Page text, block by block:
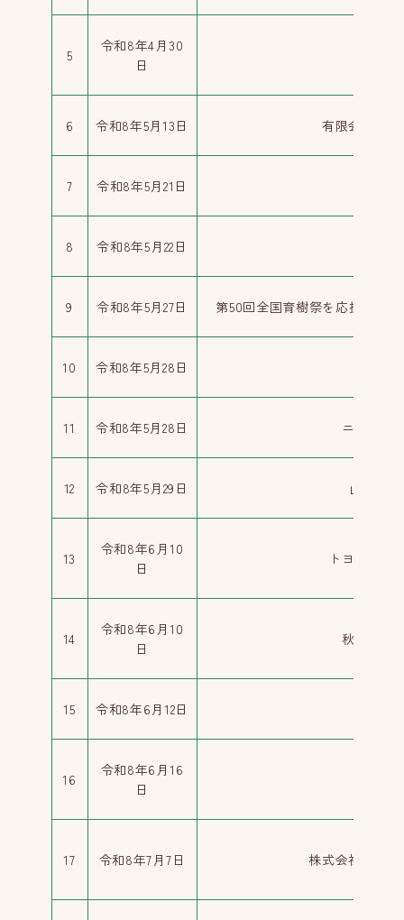
5
令和8年4月30
日
6 令和8年5月13日 有限会社秋
7 令和8年5月21日
8 令和8年5月22日
9 令和8年5月27日 第50回全国育樹祭を応援する
10 令和8年5月28日
11 令和8年5月28日 ニプロ株
12 令和8年5月29日 山二環
13
令和8年6月10
日
トヨタカロ
14
令和8年6月10
日
秋田トヨ
15 令和8年6月12日
16
令和8年6月16
日
17 令和8年7月7日 株式会社秋田